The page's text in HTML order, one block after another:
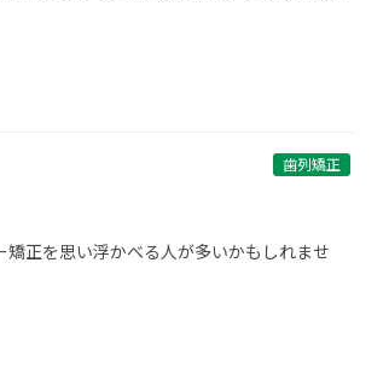
歯列矯正
正を思い浮かべる人が多いかもしれませ